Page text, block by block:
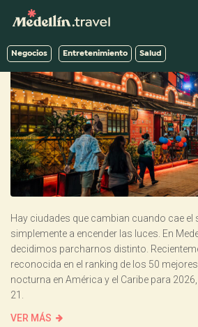
Negocios Entretenimiento Salud
Hay ciudades que cambian cuando cae el
simplemente a encender las luces. En
decidimos parcharnos distinto.
reconocida en el ranking de los 50
nocturna en América y el Caribe para
21.
VER MÁS